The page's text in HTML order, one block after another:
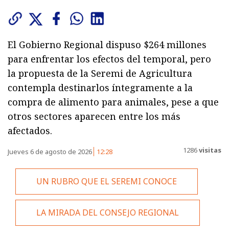
El Gobierno Regional dispuso $264 millones
para enfrentar los efectos del temporal, pero
la propuesta de la Seremi de Agricultura
contempla destinarlos íntegramente a la
compra de alimento para animales, pese a que
otros sectores aparecen entre los más
afectados.
Jueves 6 de agosto de 2026 12:28 1286visitas
UN RUBRO QUE EL SEREMI CONOCE
LA MIRADA DEL CONSEJO REGIONAL